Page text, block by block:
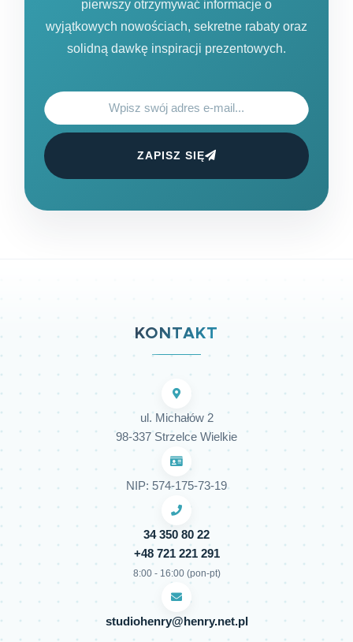
pierwszy otrzymywać informacje o
wyjątkowych nowościach, sekretne rabaty oraz
solidną dawkę inspiracji prezentowych.
ZAPISZ SIĘ
KONTAKT
ul. Michałów 2
98-337 Strzelce Wielkie
NIP: 574-175-73-19
34 350 80 22
+48 721 221 291
8:00 - 16:00 (pon-pt)
studiohenry@henry.net.pl